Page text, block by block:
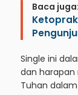
Baca juga:
Single ini
dan harapan
Tuhan